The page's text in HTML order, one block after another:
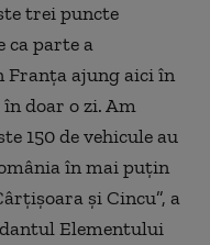
trei puncte
ca parte a
Franța ajung aici în
doar o zi. Am
150 de vehicule au
în mai puțin
și Cincu”, a
Elementului